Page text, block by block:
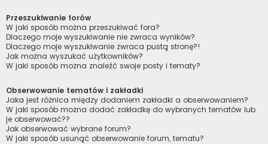
Przeszukiwanie forów
W jaki sposób można przeszukiwać fora?
Dlaczego moje wyszukiwanie nie zwraca wyników?
Dlaczego moje wyszukiwanie zwraca pustą stronę?!
Jak można wyszukać użytkowników?
W jaki sposób można znaleźć swoje posty i tematy?
Obserwowanie tematów i zakładki
Jaka jest różnica między dodaniem zakładki a obserwowaniem?
W jaki sposób można dodać zakładkę do wybranych tematów lub
je obserwować??
Jak obserwować wybrane forum?
W jaki sposób usunąć obserwowanie forum, tematu?